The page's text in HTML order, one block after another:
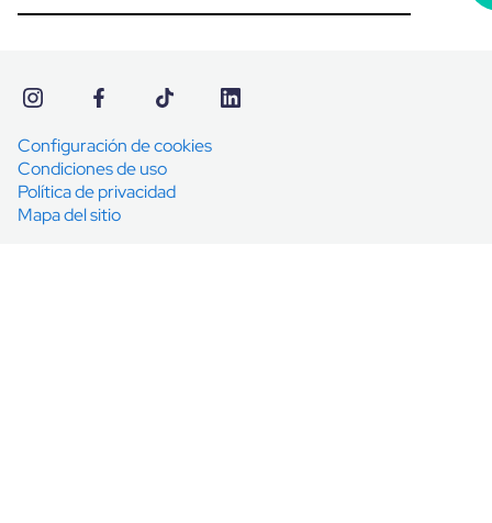
Configuración de cookies
Condiciones de uso
Política de privacidad
Mapa del sitio